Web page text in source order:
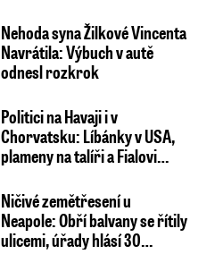
Nehoda syna Žilkové Vincenta
Navrátila: Výbuch v autě
odnesl rozkrok
Politici na Havaji i v
Chorvatsku: Líbánky v USA,
plameny na talíři a Fialovi…
Ničivé zemětřesení u
Neapole: Obří balvany se řítily
ulicemi, úřady hlásí 30…